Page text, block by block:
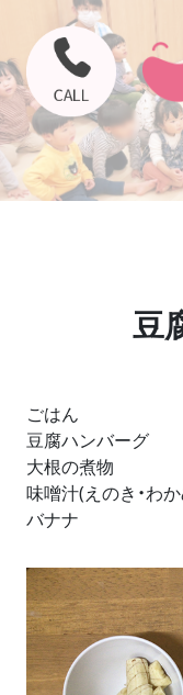
豆
ごはん
豆腐ハンバーグ
大根の煮物
味噌汁(えのき・わ
バナナ